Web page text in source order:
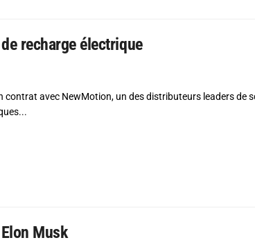
recharge électrique
contrat avec NewMotion, un des distributeurs leaders de
Musk